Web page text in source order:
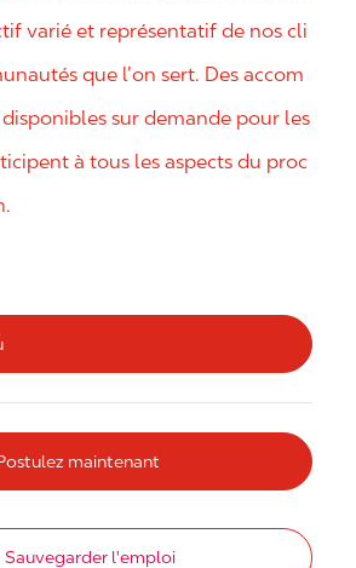
varié et représentatif de nos cli
que l’on sert. Des accom
sur demande pour les
à tous les aspects du proc
maintenant
Sauvegarder l'emploi